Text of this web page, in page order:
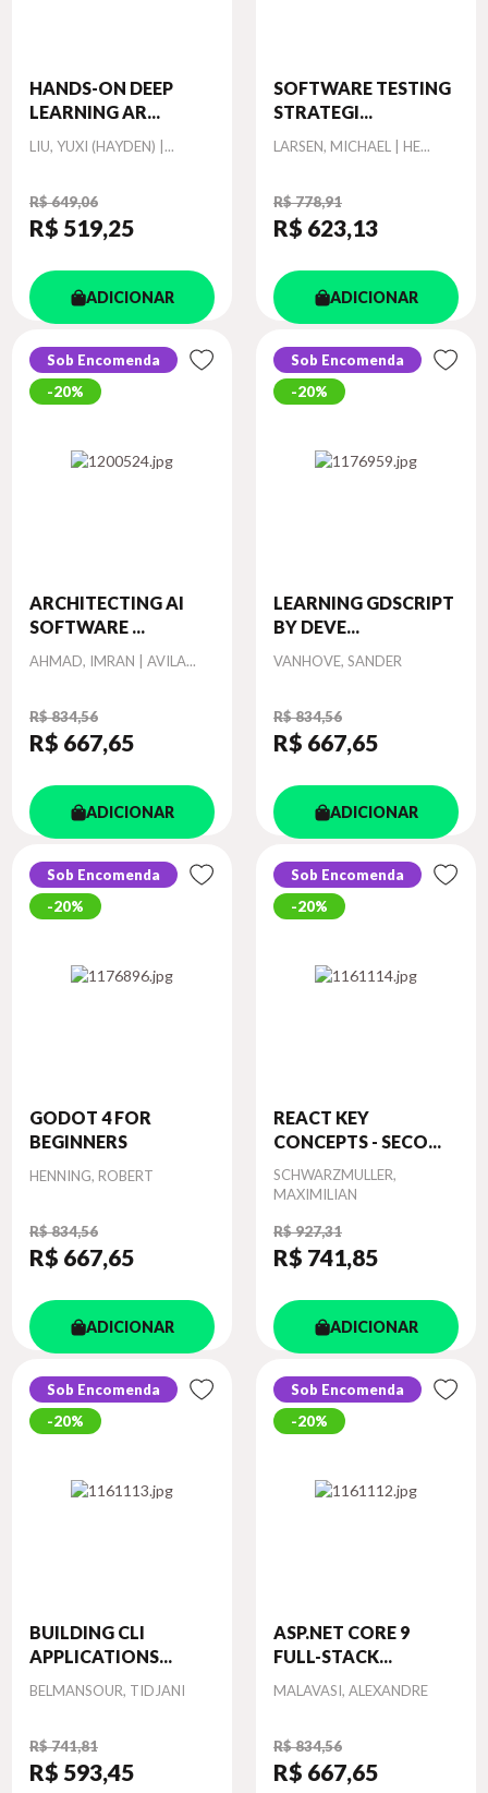
HANDS-ON DEEP
LEARNING AR...
Autor
LIU, YUXI (HAYDEN) |...
R$ 649,06
R$ 519,25
ADICIONAR
SOFTWARE TESTING
STRATEGI...
Autor
LARSEN, MICHAEL | HE...
R$ 778,91
R$ 623,13
ADICIONAR
Sob Encomenda
20%
ARCHITECTING AI
SOFTWARE ...
Autor
AHMAD, IMRAN | AVILA...
R$ 834,56
R$ 667,65
ADICIONAR
Sob Encomenda
20%
LEARNING GDSCRIPT
BY DEVE...
Autor
VANHOVE, SANDER
R$ 834,56
R$ 667,65
ADICIONAR
Sob Encomenda
20%
GODOT 4 FOR
BEGINNERS
Autor
HENNING, ROBERT
R$ 834,56
R$ 667,65
ADICIONAR
Sob Encomenda
20%
REACT KEY
CONCEPTS - SECO...
Autor
SCHWARZMULLER,
MAXIMILIAN
R$ 927,31
R$ 741,85
ADICIONAR
Sob Encomenda
20%
BUILDING CLI
APPLICATIONS...
Autor
BELMANSOUR, TIDJANI
R$ 741,81
R$ 593,45
Sob Encomenda
20%
ASP.NET CORE 9
FULL-STACK...
Autor
MALAVASI, ALEXANDRE
R$ 834,56
R$ 667,65